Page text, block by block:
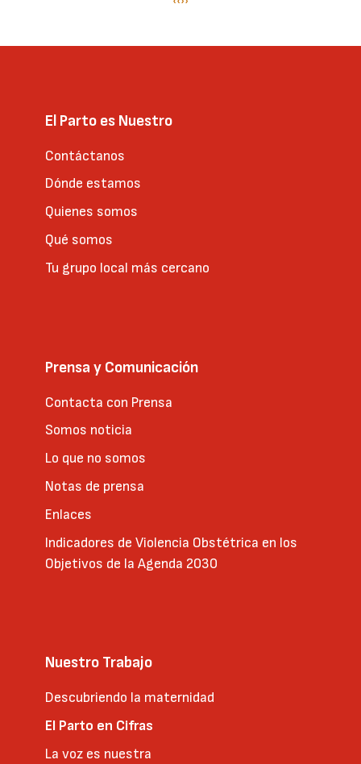
El Parto es Nuestro
Contáctanos
Dónde estamos
Quienes somos
Qué somos
Tu grupo local más cercano
Prensa y Comunicación
Contacta con Prensa
Somos noticia
Lo que no somos
Notas de prensa
Enlaces
Indicadores de Violencia Obstétrica en los
Objetivos de la Agenda 2030
Nuestro Trabajo
Descubriendo la maternidad
El Parto en Cifras
La voz es nuestra